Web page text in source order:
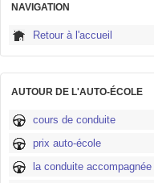
NAVIGATION
Retour à l'accueil
AUTOUR DE L'AUTO-ÉCOLE
cours de conduite
prix auto-école
la conduite accompagnée